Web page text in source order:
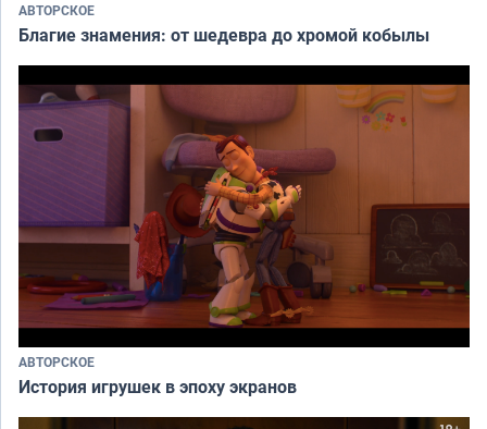
АВТОРСКОЕ
Благие знамения: от шедевра до хромой кобылы
АВТОРСКОЕ
История игрушек в эпоху экранов